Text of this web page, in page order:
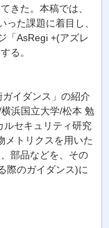
きた。本稿では、
た課題に着目し、
「AsRegi +(アズレ
る。
イダンス」の紹介
浜国立大学/松本 勉
ルセキュリティ研究
メトリクスを用いた
部品などを、その
際のガイダンス)に